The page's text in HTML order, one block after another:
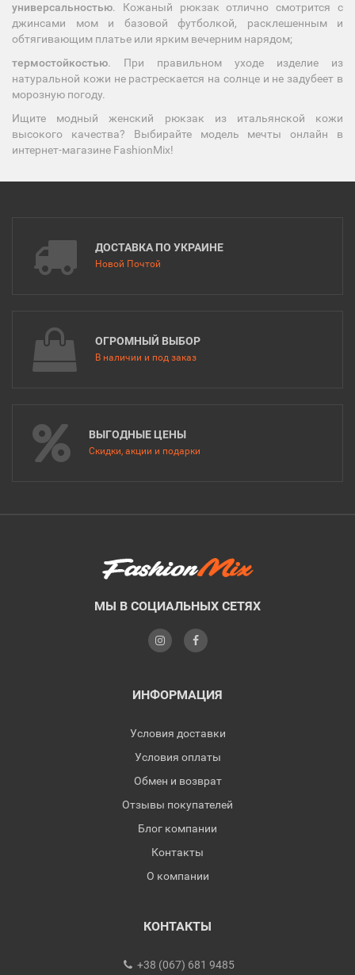
универсальностью. Кожаный рюкзак отлично смотрится с
джинсами мом и базовой футболкой, расклешенным и
обтягивающим платье или ярким вечерним нарядом;
термостойкостью. При правильном уходе изделие из
натуральной кожи не растрескается на солнце и не задубеет в
морозную погоду.
Ищите модный женский рюкзак из итальянской кожи
высокого качества? Выбирайте модель мечты онлайн в
интернет-магазине FashionMix!
ДОСТАВКА ПО УКРАИНЕ
Новой Почтой
ОГРОМНЫЙ ВЫБОР
В наличии и под заказ
ВЫГОДНЫЕ ЦЕНЫ
Скидки, акции и подарки
МЫ В СОЦИАЛЬНЫХ СЕТЯХ
ИНФОРМАЦИЯ
Условия доставки
Условия оплаты
Обмен и возврат
Отзывы покупателей
Блог компании
Контакты
О компании
КОНТАКТЫ
+38 (067) 681 9485